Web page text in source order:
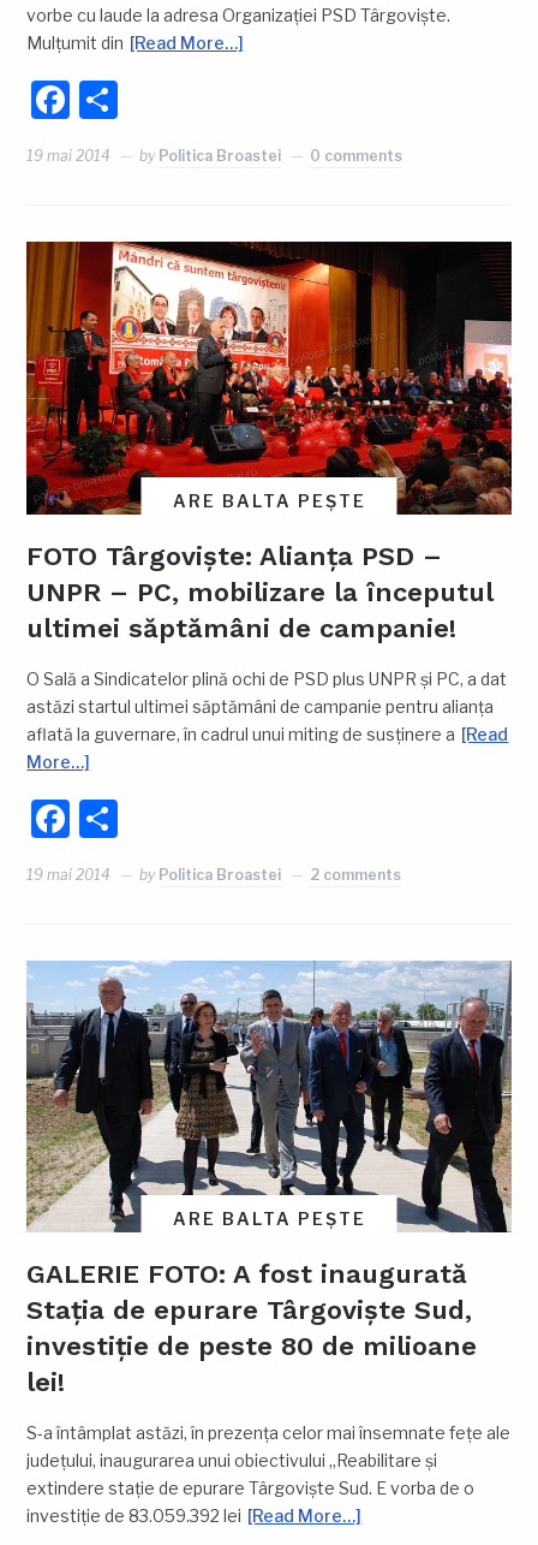
vorbe cu laude la adresa Organizației PSD Târgoviște.
Mulțumit din [Read More…]
Facebook
19 mai 2014 by Politica Broastei 0 comments
ARE BALTA PEȘTE
FOTO Târgoviște: Alianța PSD –
UNPR – PC, mobilizare la începutul
ultimei săptămâni de campanie!
O Sală a Sindicatelor plină ochi de PSD plus UNPR și PC, a dat
astăzi startul ultimei săptămâni de campanie pentru alianța
aflată la guvernare, în cadrul unui miting de susținere a [Read
More…]
Facebook
19 mai 2014 by Politica Broastei 2 comments
ARE BALTA PEȘTE
GALERIE FOTO: A fost inaugurată
Stația de epurare Târgoviște Sud,
investiție de peste 80 de milioane
lei!
S-a întâmplat astăzi, în prezența celor mai însemnate fețe ale
județului, inaugurarea unui obiectivului „Reabilitare și
extindere stație de epurare Târgoviște Sud. E vorba de o
investiție de 83.059.392 lei [Read More…]